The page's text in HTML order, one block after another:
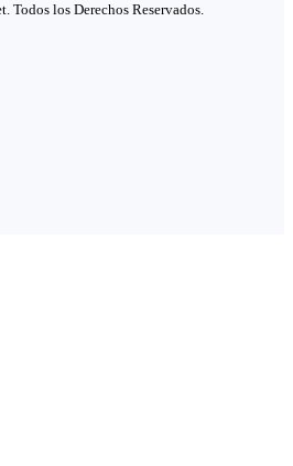
los Derechos Reservados.